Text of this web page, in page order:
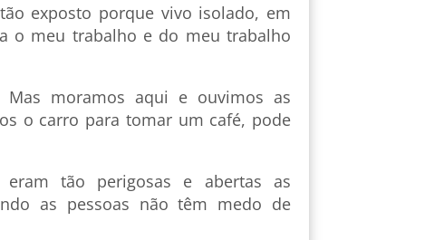
exposto porque vivo isolado, em
o meu trabalho e do meu trabalho
moramos aqui e ouvimos as
o carro para tomar um café, pode
tão perigosas e abertas as
as pessoas não têm medo de